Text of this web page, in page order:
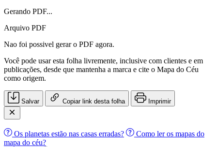
Gerando PDF...
Arquivo PDF
Nao foi possivel gerar o PDF agora.
Você pode usar esta folha livremente, inclusive com clientes e em
publicações, desde que mantenha a marca e cite o Mapa do Céu
como origem.
Salvar Copiar link desta folha Imprimir
Os planetas estão nas casas erradas?
Como ler os mapas do
mapa do céu?